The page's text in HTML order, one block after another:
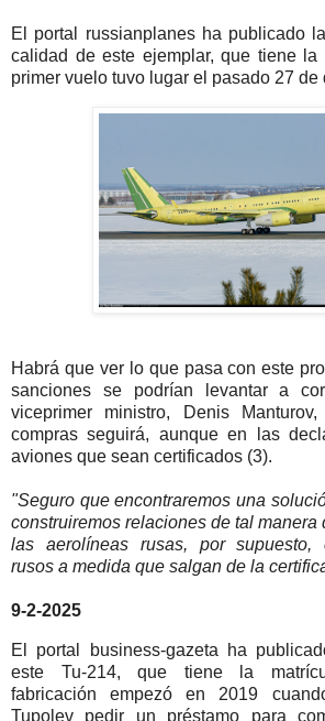
El portal russianplanes ha publicado
calidad de este ejemplar, que tiene la
primer vuelo tuvo lugar el pasado 27 de
Habrá que ver lo que pasa con este
sanciones se podrían levantar a
viceprimer ministro, Denis
compras seguirá, aunque en las
aviones que sean certificados (3).
"Seguro que encontraremos una
construiremos relaciones de tal manera
las aerolíneas rusas, por supuesto,
rusos a medida que salgan de la
9-2-2025
El portal business-gazeta ha
este Tu-214, que tiene la
fabricación empezó en 2019
Tupolev pedir un préstamo para